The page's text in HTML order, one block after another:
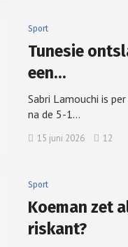
Sport
Tunesie
een…
Sabri Lamouchi is
na de 5-1…
15 juni 2026 12
Sport
Koeman zet
riskant?